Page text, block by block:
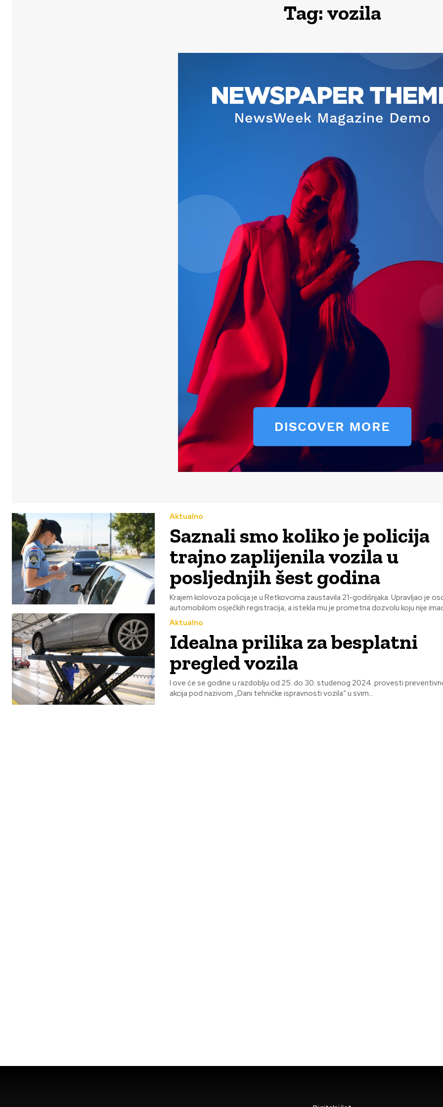
Tag:vozila
Aktualno
Saznali smo koliko je policija
trajno zaplijenila vozila u
posljednjih šest godina
Krajem kolovoza policija je u Retkovcima zaustavila 21-godišnjaka. Upravljao je
automobilom osječkih registracija, a istekla mu je prometna dozvolu koju nije
Aktualno
Idealna prilika za besplatni
pregled vozila
I ove će se godine u razdoblju od 25. do 30. studenog 2024. provesti
akcija pod nazivom „Dani tehničke ispravnosti vozila” u svim...